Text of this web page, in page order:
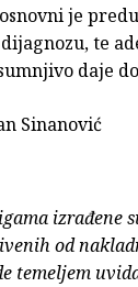
je
te
daje
Sinanović
izrađene
od
temeljem